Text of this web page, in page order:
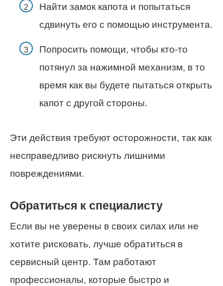
Найти замок капота и попытаться
сдвинуть его с помощью инструмента.
Попросить помощи, чтобы кто-то
потянул за нажимной механизм, в то
время как вы будете пытаться открыть
капот с другой стороны.
Эти действия требуют осторожности, так как
несправедливо рискнуть лишними
повреждениями.
Обратиться к специалисту
Если вы не уверены в своих силах или не
хотите рисковать, лучше обратиться в
сервисный центр. Там работают
профессионалы, которые быстро и